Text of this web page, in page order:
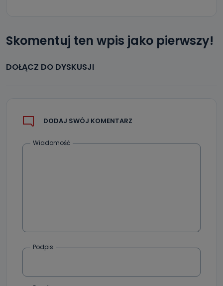
Skomentuj ten wpis jako pierwszy!
DOŁĄCZ DO DYSKUSJI
DODAJ SWÓJ KOMENTARZ
Wiadomość
Podpis